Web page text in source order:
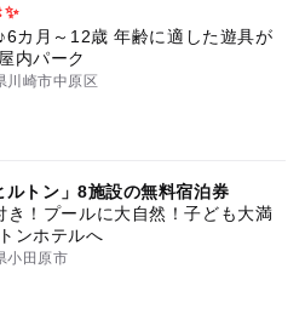
カ月～12歳 年齢に適した遊具が
内パーク
川崎市中原区
トン」8施設の無料宿泊券
き！プールに大自然！子ども大満
ンホテルへ
小田原市